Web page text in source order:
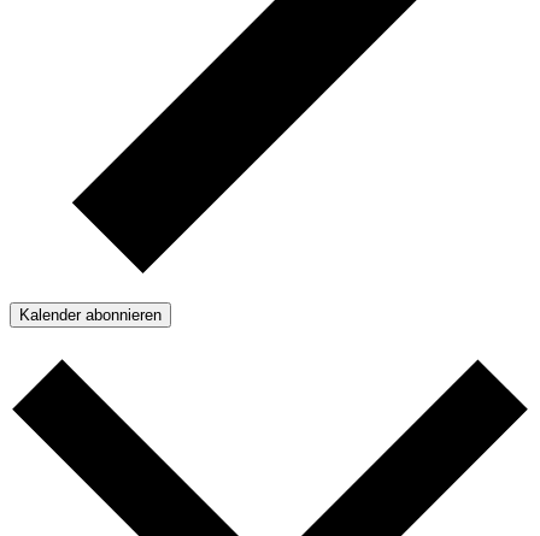
Kalender abonnieren